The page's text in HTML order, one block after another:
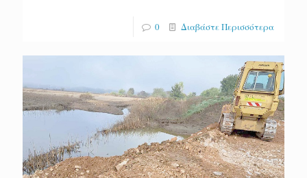
0 Διαβάστε Περισσότερα